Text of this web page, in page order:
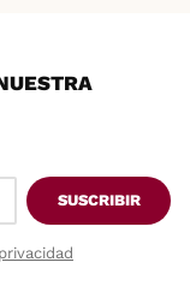
SUSCRIBIR